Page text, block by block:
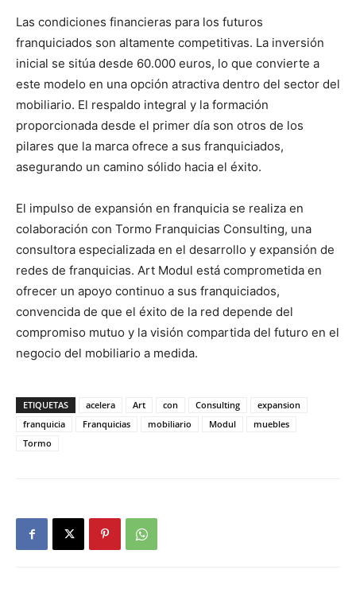
Las condiciones financieras para los futuros
franquiciados son altamente competitivas. La inversión
inicial se sitúa desde 60.000 euros, lo que convierte a
este modelo en una opción atractiva dentro del sector del
mobiliario. El respaldo integral y la formación
proporcionada desde el primer día son otros de los
pilares que la marca ofrece a sus franquiciados,
asegurando un camino sólido hacia el éxito.
El impulso de expansión en franquicia se realiza en
colaboración con Tormo Franquicias Consulting, una
consultora especializada en el desarrollo y expansión de
redes de franquicias. Art Modul está comprometida en
ofrecer un apoyo continuo a sus franquiciados,
convencida de que el éxito de la red depende del
compromiso mutuo y la visión compartida del futuro en el
negocio del mobiliario a medida.
ETIQUETAS acelera Art con Consulting
expansion
franquicia
Franquicias mobiliario Modul
muebles
Tormo